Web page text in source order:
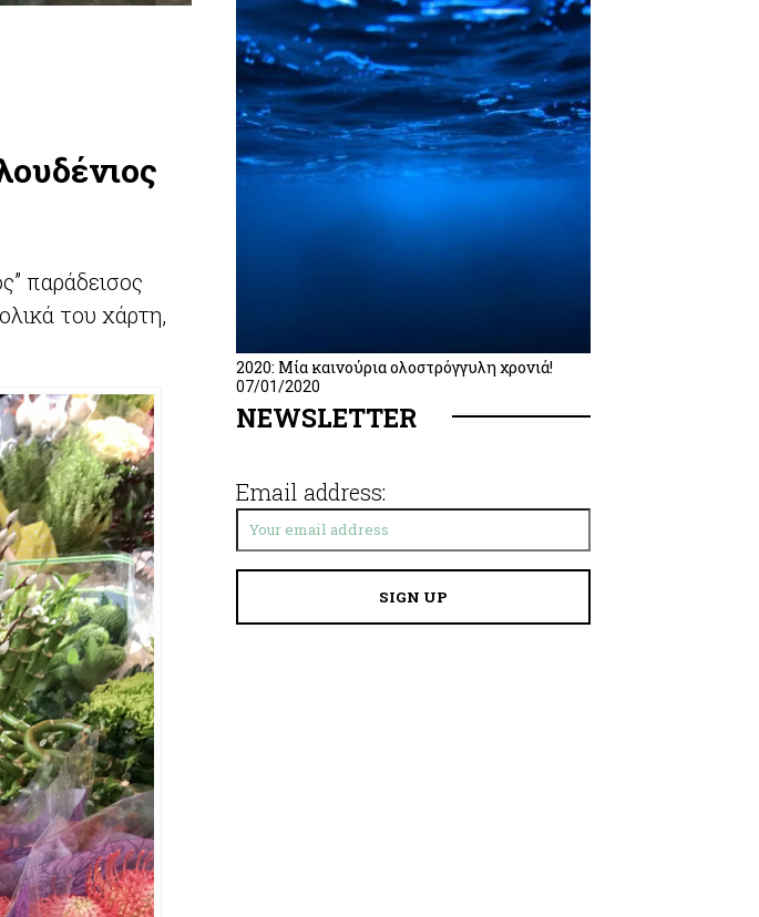
παράδεισος
του χάρτη,
2020: Μία καινούρια ολοστρόγγυλη χρονιά!
07/01/2020
NEWSLETTER
Email address: